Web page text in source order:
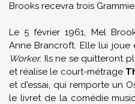
Brooks recevra trois
Le 5 février 1961, Mel
Anne Brancroft. Elle lui joue
Worker. Ils ne se quitteront
et réalise le court-métrage
et d'essai, qui remporte un
le livret de la comédie